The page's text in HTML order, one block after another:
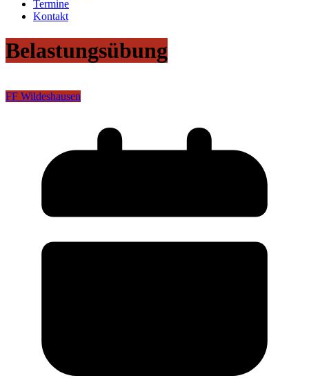
Termine
Kontakt
Belastungsübung
FF Wildeshausen